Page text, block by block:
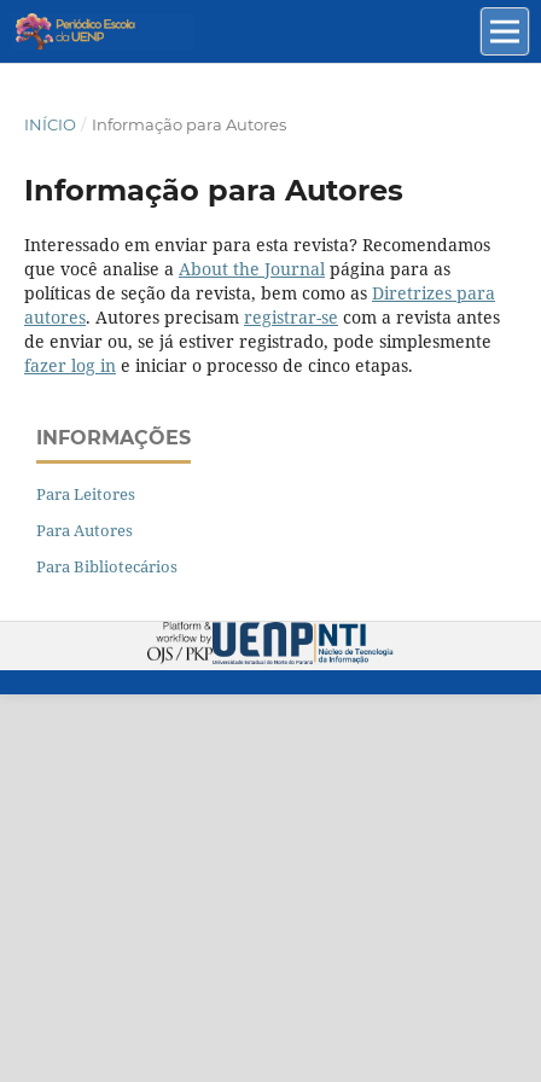
INÍCIO / Informação para Autores
Informação para Autores
Interessado em enviar para esta revista? Recomendamos
que você analise a About the Journalpágina para as
políticas de seção da revista, bem como as Diretrizes para
autores. Autores precisam registrar-se com a revista antes
de enviar ou, se já estiver registrado, pode simplesmente
fazer log ine iniciar o processo de cinco etapas.
INFORMAÇÕES
Para Leitores
Para Autores
Para Bibliotecários